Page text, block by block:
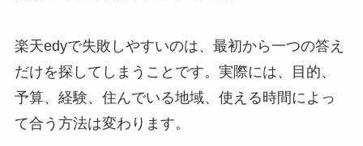
楽天edyで失敗しやすいのは、最初から一つの答え
だけを探してしまうことです。実際には、目的、
予算、経験、住んでいる地域、使える時間によっ
て合う方法は変わります。